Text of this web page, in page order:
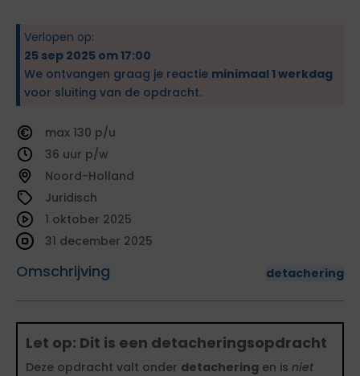
Verlopen op:
25 sep 2025 om 17:00
We ontvangen graag je reactie minimaal 1 werkdag
voor sluiting van de opdracht.
130
36
Noord-Holland
Juridisch
Omschrijving detachering
1 oktober 2025
31 december 2025
Let op: Dit is een detacheringsopdracht
Deze opdracht valt onder detachering en is niet